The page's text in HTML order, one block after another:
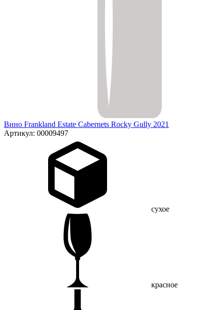
Вино Frankland Estate Cabernets Rocky Gully 2021
Артикул: 00009497
сухое
красное